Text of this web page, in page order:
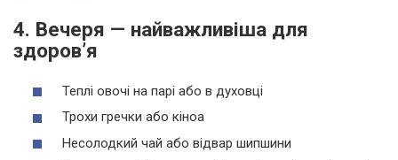
4. Вечеря — найважливіша для
здоров’я
Теплі овочі на парі або в духовці
Трохи гречки або кіноа
Несолодкий чай або відвар шипшини